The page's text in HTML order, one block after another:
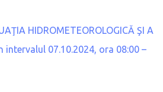
HIDROMETEOROLOGICĂ ŞI A
intervalul 07.10.2024, ora 08:00 –